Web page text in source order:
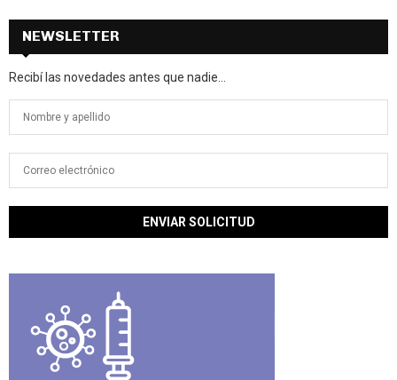
NEWSLETTER
Recibí las novedades antes que nadie...